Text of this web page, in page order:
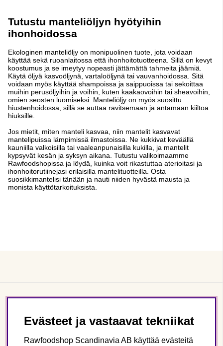
Tutustu manteliöljyn hyötyihin
ihonhoidossa
Ekologinen manteliöljy on monipuolinen tuote, jota voidaan
käyttää sekä ruoanlaitossa että ihonhoitotuotteena. Sillä on kevyt
koostumus ja se imeytyy nopeasti jättämättä tahmeita jäämiä.
Käytä öljyä kasvoöljynä, vartaloöljynä tai vauvanhoidossa. Sitä
voidaan myös käyttää shampoissa ja saippuoissa tai sekoittaa
muihin perusöljyihin ja voihin, kuten kaakaovoihin tai sheavoihin,
omien seosten luomiseksi. Manteliöljy on myös suosittu
hiustenhoidossa, sillä se auttaa ravitsemaan ja antamaan kiiltoa
hiuksille.
Jos mietit, miten manteli kasvaa, niin mantelit kasvavat
mantelipuissa lämpimissä ilmastoissa. Ne kukkivat keväällä
kauniilla valkoisilla tai vaaleanpunaisilla kukilla, ja mantelit
kypsyvät kesän ja syksyn aikana. Tutustu valikoimaamme
Rawfoodshopissa ja löydä, kuinka voit rikastuttaa aterioitasi ja
ihonhoitorutiinejasi erilaisilla mantelituotteilla. Osta
suosikkimantelisi tänään ja nauti niiden hyvästä mausta ja
monista käyttötarkoituksista.
Evästeet ja vastaavat tekniikat
Rawfoodshop Scandinavia AB käyttää evästeitä